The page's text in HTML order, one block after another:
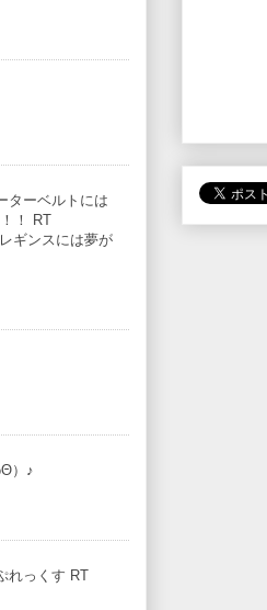
ターベルトには
！ RT
ギンスには夢が
）♪
れっくす RT